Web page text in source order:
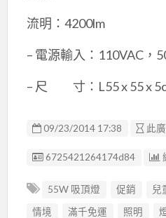
流明：4200lm
– 電源輸入：110VAC，
– 尺 寸：L55 x 55 x
09/23/2014 17:38 此
廣告编號
6725421264174d84
55W 吸頂燈 促銷 兒
情境
滿千免運 照明